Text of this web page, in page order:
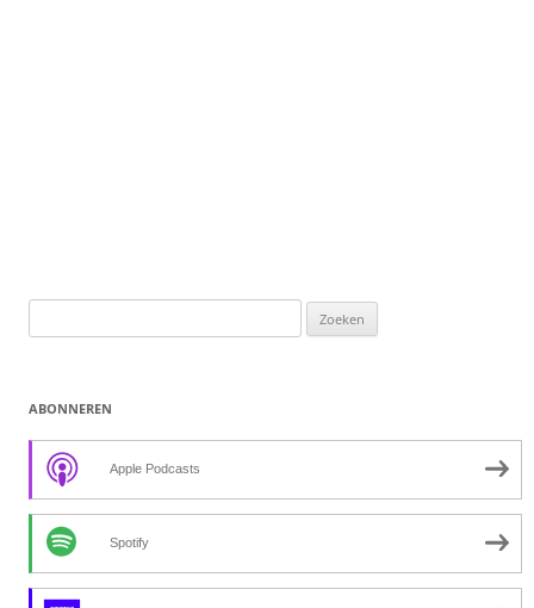
naar:
ABONNEREN
Apple Podcasts
Spotify